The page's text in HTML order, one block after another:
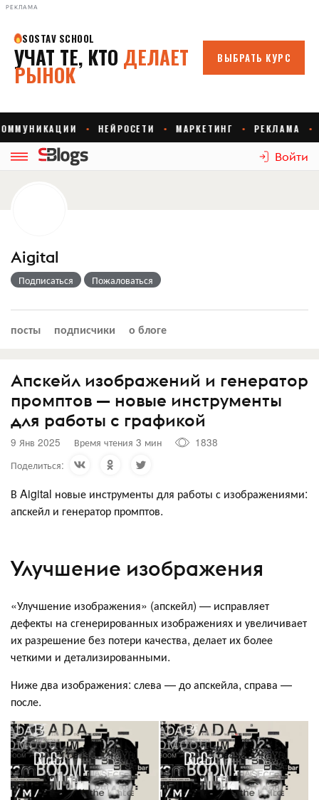
РЕКЛАМА
Войти
Aigital
Подписаться Пожаловаться
посты подписчики о блоге
Апскейл изображений и генератор
промптов — новые инструменты
для работы с графикой
9 Янв 2025 Время чтения 3 мин
1838
Поделиться:
В Aigital новые инструменты для работы с изображениями:
апскейл и генератор промптов.
Улучшение изображения
«Улучшение изображения» (апскейл) — исправляет
дефекты на сгенерированных изображениях и увеличивает
их разрешение без потери качества, делает их более
четкими и детализированными.
Ниже два изображения: слева — до апскейла, справа —
после.